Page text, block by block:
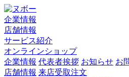
企業情報
店舗情報
サービス紹介
オンラインショップ
企業情報 代表者挨拶 お知らせ お
店舗情報 来店受取注文